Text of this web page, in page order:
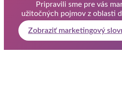
Pripravili sme pre vás
užitočných pojmov z oblasti
Zobraziť marketingový